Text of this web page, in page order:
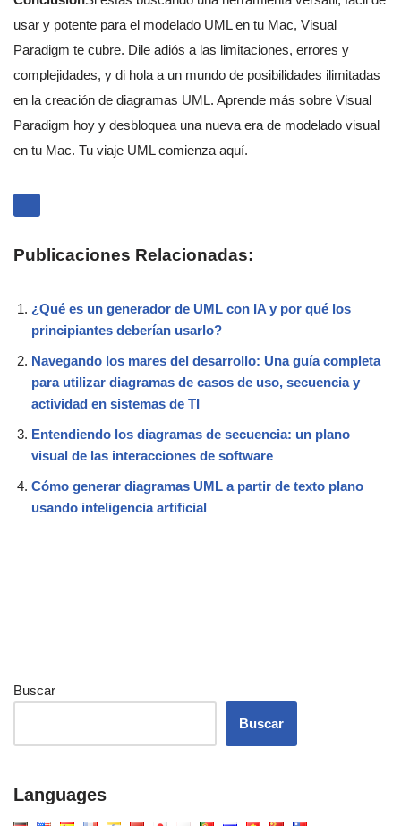
usar y potente para el modelado UML en tu Mac, Visual
Paradigm te cubre. Dile adiós a las limitaciones, errores y
complejidades, y di hola a un mundo de posibilidades ilimitadas
en la creación de diagramas UML. Aprende más sobre Visual
Paradigm hoy y desbloquea una nueva era de modelado visual
en tu Mac. Tu viaje UML comienza aquí.
Publicaciones Relacionadas:
¿Qué es un generador de UML con IA y por qué los
principiantes deberían usarlo?
Navegando los mares del desarrollo: Una guía completa
para utilizar diagramas de casos de uso, secuencia y
actividad en sistemas de TI
Entendiendo los diagramas de secuencia: un plano
visual de las interacciones de software
Cómo generar diagramas UML a partir de texto plano
usando inteligencia artificial
Buscar
Buscar
Languages